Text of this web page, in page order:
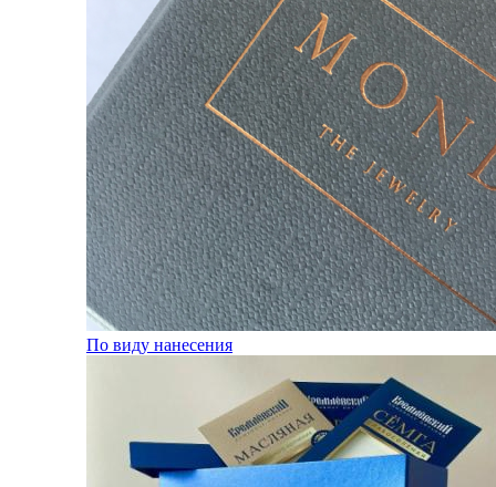
По виду нанесения